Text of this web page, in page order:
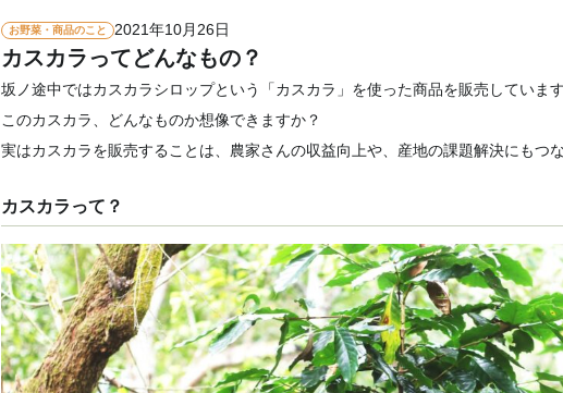
お野菜・商品のこと 2021年10月26日
カスカラってどんなもの？
坂ノ途中ではカスカラシロップという「カスカラ」を使った商品を販売しています
このカスカラ、どんなものか想像できますか？
実はカスカラを販売することは、農家さんの収益向上や、産地の課題解決にもつ
カスカラって？